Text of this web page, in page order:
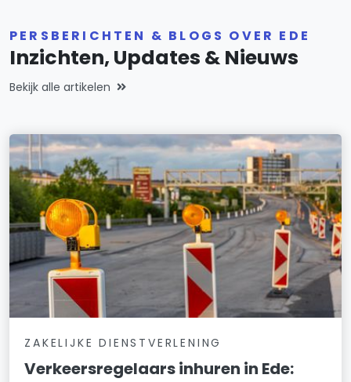
PERSBERICHTEN & BLOGS OVER EDE
Inzichten, Updates & Nieuws
Bekijk alle artikelen
ZAKELIJKE DIENSTVERLENING
Verkeersregelaars inhuren in Ede: